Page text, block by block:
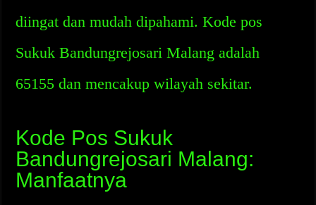
diingat dan mudah dipahami. Kode pos
Sukuk Bandungrejosari Malang adalah
65155 dan mencakup wilayah sekitar.
Kode Pos Sukuk
Bandungrejosari Malang:
Manfaatnya